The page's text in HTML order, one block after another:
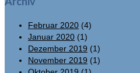
Februar 2020 (4)
Januar 2020 (1)
Dezember 2019 (1)
November 2019 (1)